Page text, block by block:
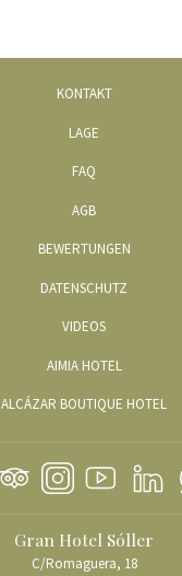
KONTAKT
LAGE
FAQ
AGB
BEWERTUNGEN
DATENSCHUTZ
VIDEOSÖFFNET
NEUEN
AIMIA HOTEL
FENSTER
ALCÁZAR BOUTIQUE HOTEL
Gran Hotel Sóller
C/Romaguera, 18